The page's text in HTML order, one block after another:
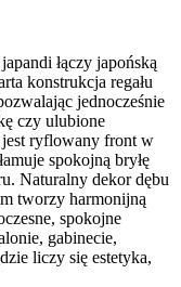
łączy japońską
konstrukcja regału
jednocześnie
czy ulubione
jest ryflowany front w
spokojną bryłę
Naturalny dekor dębu
tworzy harmonijną
spokojne
gabinecie,
liczy się estetyka,